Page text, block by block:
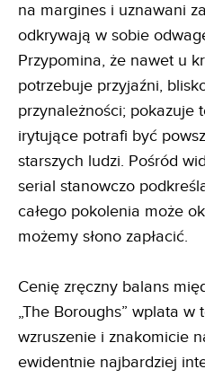
na margines i uznawani
odkrywają w sobie
Przypomina, że nawet u
potrzebuje przyjaźni,
przynależności; pokazuje
irytujące potrafi być
starszych ludzi. Pośród
serial stanowczo
całego pokolenia może
możemy słono zapłacić.
Cenię zręczny balans
„The Boroughs” wplata w
wzruszenie i znakomicie
ewidentnie najbardziej